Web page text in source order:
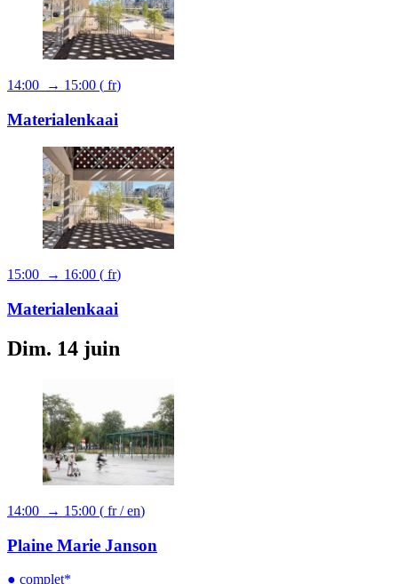
14:00 → 15:00 ( fr)
Materialenkaai
15:00 → 16:00 ( fr)
Materialenkaai
Dim. 14 juin
14:00 → 15:00 ( fr/en)
Plaine Marie Janson
● complet*